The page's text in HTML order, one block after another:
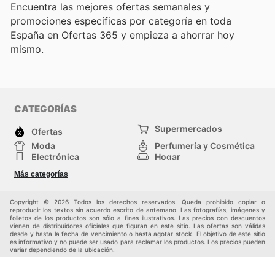
Encuentra las mejores ofertas semanales y
promociones específicas por categoría en toda
España en Ofertas 365 y empieza a ahorrar hoy
mismo.
CATEGORÍAS
Ofertas
Supermercados
Moda
Perfumería y Cosmética
Electrónica
Hogar
Deporte
Juguetes y bebés
Más categorías
Copyright © 2026 Todos los derechos reservados. Queda prohibido copiar o
reproducir los textos sin acuerdo escrito de antemano. Las fotografías, imágenes y
folletos de los productos son sólo a fines ilustrativos. Las precios con descuentos
vienen de distribuidores oficiales que figuran en este sitio. Las ofertas son válidas
desde y hasta la fecha de vencimiento o hasta agotar stock. El objetivo de este sitio
es informativo y no puede ser usado para reclamar los productos. Los precios pueden
variar dependiendo de la ubicación.